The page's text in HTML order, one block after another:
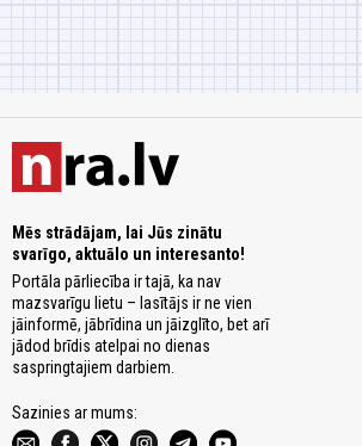
Mēs strādājam, lai Jūs zinātu
svarīgo, aktuālo un interesanto!
Portāla pārliecība ir tajā, ka nav
mazsvarīgu lietu – lasītājs ir ne vien
jāinformē, jābrīdina un jāizglīto, bet arī
jādod brīdis atelpai no dienas
saspringtajiem darbiem.
Sazinies ar mums: